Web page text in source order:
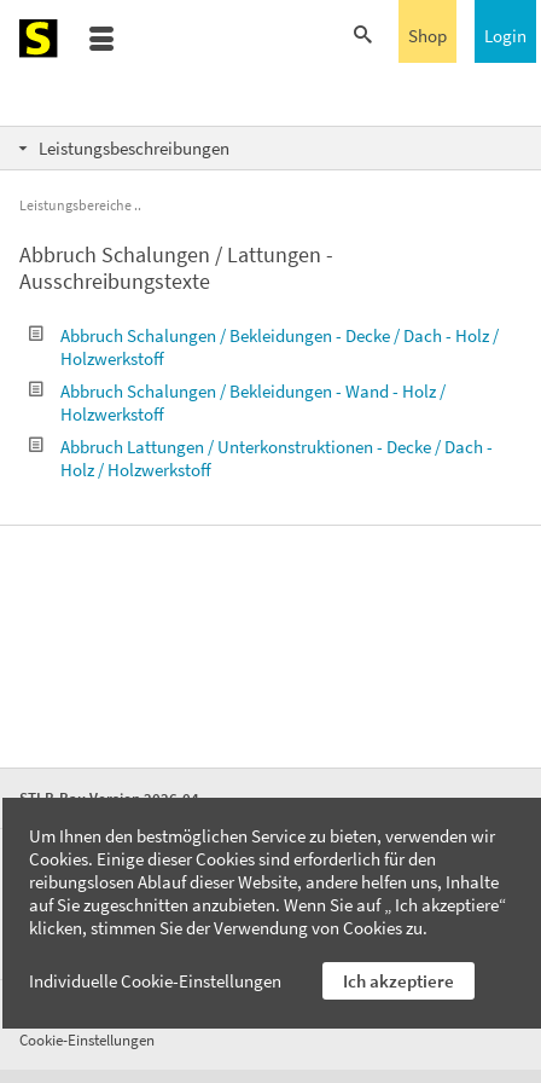
Login
Shop
Leistungsbeschreibungen
Leistungsbereiche
Abbruch Schalungen / Lattungen -
Ausschreibungstexte
Abbruch Schalungen / Bekleidungen - Decke / Dach - Holz /
Holzwerkstoff
Abbruch Schalungen / Bekleidungen - Wand - Holz /
Holzwerkstoff
Abbruch Lattungen / Unterkonstruktionen - Decke / Dach -
Holz / Holzwerkstoff
STLB-Bau Version 2026-04
FAQ
Kontakt
Datenschutzerklärung
Cookie-Einstellungen
Um Ihnen den bestmöglichen Service zu bieten, verwenden wir
Cookies. Einige dieser Cookies sind erforderlich für den
reibungslosen Ablauf dieser Website, andere helfen uns, Inhalte
auf Sie zugeschnitten anzubieten. Wenn Sie auf „ Ich akzeptiere“
klicken, stimmen Sie der Verwendung von Cookies zu.
Individuelle Cookie-Einstellungen Ich akzeptiere